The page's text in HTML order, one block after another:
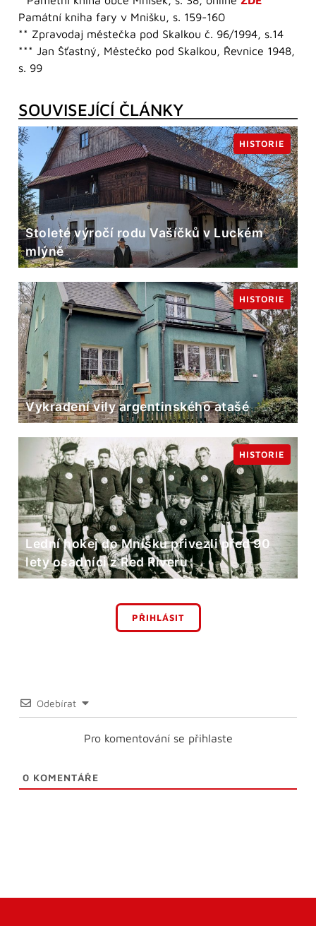
Památní kniha fary v Mnišku, s. 159-160
** Zpravodaj městečka pod Skalkou č. 96/1994, s.14
*** Jan Šťastný, Městečko pod Skalkou, Řevnice 1948,
s. 99
SOUVISEJÍCÍ ČLÁNKY
Stoleté výročí rodu Vašíčků v Luckém
mlýně
HISTORIE
Vykradení vily argentinského atašé
HISTORIE
Lední hokej do Mníšku přivezli před 90
lety osadníci z Red Riveru
HISTORIE
PŘIHLÁSIT
Odebírat
Pro komentování se přihlaste
0 KOMENTÁŘE